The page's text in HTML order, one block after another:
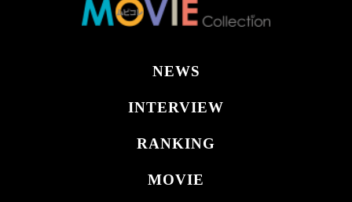
NEWS
INTERVIEW
RANKING
MOVIE